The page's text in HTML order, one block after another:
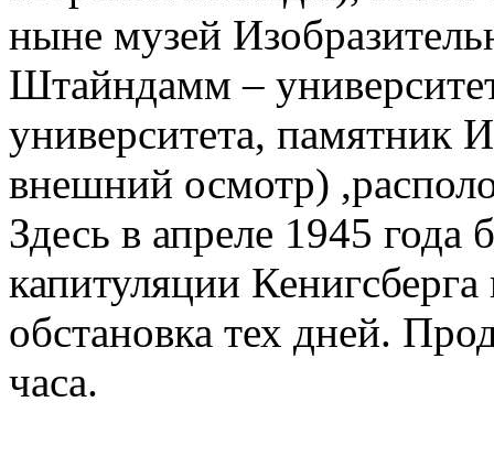
ныне музей
Штайндамм –
университета, памятник
внешний осмотр)
Здесь в апреле 1945 года
капитуляции
обстановка тех дней.
часа.